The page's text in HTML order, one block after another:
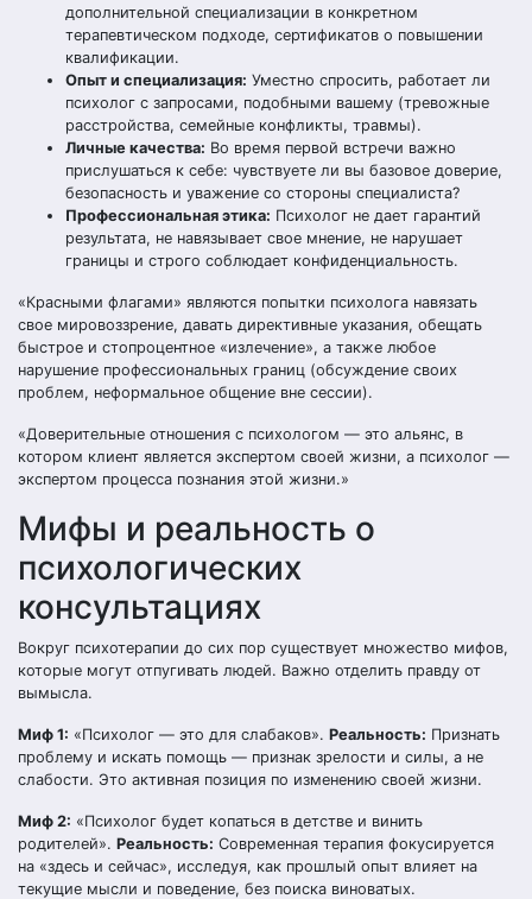
дополнительной специализации в конкретном
терапевтическом подходе, сертификатов о повышении
квалификации.
Опыт и специализация: Уместно спросить, работает ли
психолог с запросами, подобными вашему (тревожные
расстройства, семейные конфликты, травмы).
Личные качества: Во время первой встречи важно
прислушаться к себе: чувствуете ли вы базовое доверие,
безопасность и уважение со стороны специалиста?
Профессиональная этика: Психолог не дает гарантий
результата, не навязывает свое мнение, не нарушает
границы и строго соблюдает конфиденциальность.
«Красными флагами» являются попытки психолога навязать
свое мировоззрение, давать директивные указания, обещать
быстрое и стопроцентное «излечение», а также любое
нарушение профессиональных границ (обсуждение своих
проблем, неформальное общение вне сессии).
«Доверительные отношения с психологом — это альянс, в
котором клиент является экспертом своей жизни, а психолог —
экспертом процесса познания этой жизни.»
Мифы и реальность о
психологических
консультациях
Вокруг психотерапии до сих пор существует множество мифов,
которые могут отпугивать людей. Важно отделить правду от
вымысла.
Миф 1: «Психолог — это для слабаков». Реальность: Признать
проблему и искать помощь — признак зрелости и силы, а не
слабости. Это активная позиция по изменению своей жизни.
Миф 2: «Психолог будет копаться в детстве и винить
родителей». Реальность: Современная терапия фокусируется
на «здесь и сейчас», исследуя, как прошлый опыт влияет на
текущие мысли и поведение, без поиска виноватых.